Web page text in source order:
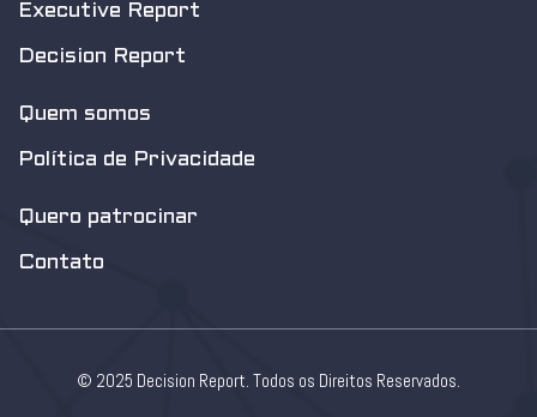
Executive Report
Decision Report
Quem somos
Política de Privacidade
Quero patrocinar
Contato
© 2025 Decision Report. Todos os Direitos Reservados.